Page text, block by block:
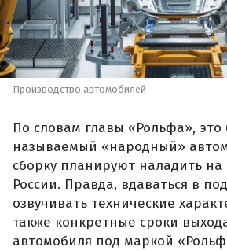
Производство автомобилей
По словам главы «Рольфа», это
называемый «народный»
сборку планируют наладить
России. Правда, вдаваться в
озвучивать технические
также конкретные сроки
автомобиля под маркой